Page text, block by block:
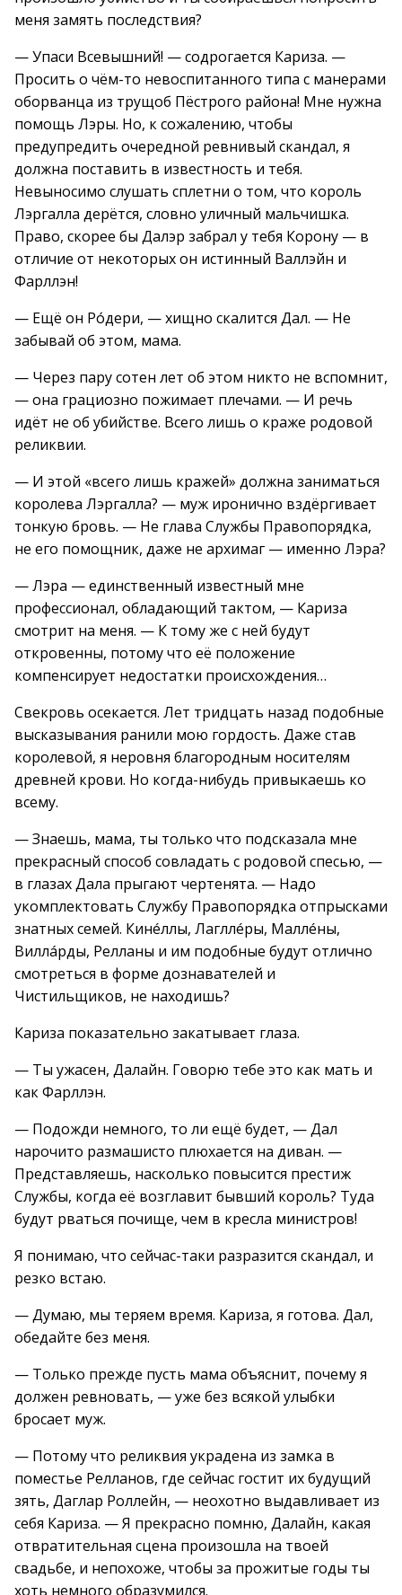
меня замять последствия?
— Упаси Всевышний! — содрогается Кариза. —
Просить о чём-то невоспитанного типа с манерами
оборванца из трущоб Пёстрого района! Мне нужна
помощь Лэры. Но, к сожалению, чтобы
предупредить очередной ревнивый скандал, я
должна поставить в известность и тебя.
Невыносимо слушать сплетни о том, что король
Лэргалла дерётся, словно уличный мальчишка.
Право, скорее бы Далэр забрал у тебя Корону — в
отличие от некоторых он истинный Валлэйн и
Фарллэн!
— Ещё он Ро́дери, — хищно скалится Дал. — Не
забывай об этом, мама.
— Через пару сотен лет об этом никто не вспомнит,
— она грациозно пожимает плечами. — И речь
идёт не об убийстве. Всего лишь о краже родовой
реликвии.
— И этой «всего лишь кражей» должна заниматься
королева Лэргалла? — муж иронично вздёргивает
тонкую бровь. — Не глава Службы Правопорядка,
не его помощник, даже не архимаг — именно Лэра?
— Лэра — единственный известный мне
профессионал, обладающий тактом, — Кариза
смотрит на меня. — К тому же с ней будут
откровенны, потому что её положение
компенсирует недостатки происхождения…
Свекровь осекается. Лет тридцать назад подобные
высказывания ранили мою гордость. Даже став
королевой, я неровня благородным носителям
древней крови. Но когда-нибудь привыкаешь ко
всему.
— Знаешь, мама, ты только что подсказала мне
прекрасный способ совладать с родовой спесью, —
в глазах Дала прыгают чертенята. — Надо
укомплектовать Службу Правопорядка отпрысками
знатных семей. Кинéллы, Лагллéры, Маллéны,
Виллáрды, Релланы и им подобные будут отлично
смотреться в форме дознавателей и
Чистильщиков, не находишь?
Кариза показательно закатывает глаза.
— Ты ужасен, Далайн. Говорю тебе это как мать и
как Фарллэн.
— Подожди немного, то ли ещё будет, — Дал
нарочито размашисто плюхается на диван. —
Представляешь, насколько повысится престиж
Службы, когда её возглавит бывший король? Туда
будут рваться почище, чем в кресла министров!
Я понимаю, что сейчас-таки разразится скандал, и
резко встаю.
— Думаю, мы теряем время. Кариза, я готова. Дал,
обедайте без меня.
— Только прежде пусть мама объяснит, почему я
должен ревновать, — уже без всякой улыбки
бросает муж.
— Потому что реликвия украдена из замка в
поместье Релланов, где сейчас гостит их будущий
зять, Даглар Роллейн, — неохотно выдавливает из
себя Кариза. — Я прекрасно помню, Далайн, какая
отвратительная сцена произошла на твоей
свадьбе, и непохоже, чтобы за прожитые годы ты
хоть немного образумился.